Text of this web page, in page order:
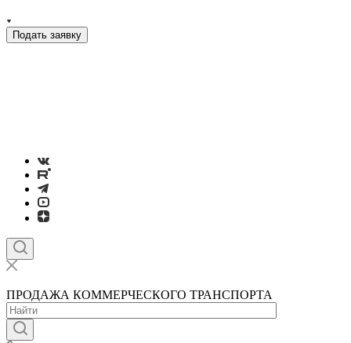
Подать заявку
ПРОДАЖА КОММЕРЧЕСКОГО ТРАНСПОРТА